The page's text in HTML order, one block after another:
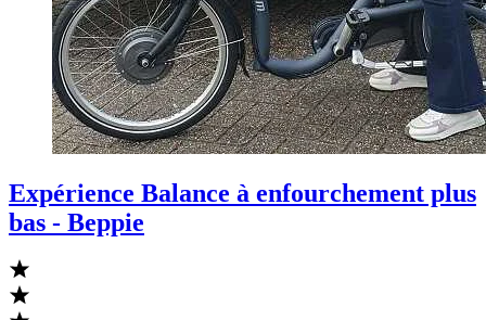
Expérience Balance à enfourchement plus
bas - Beppie